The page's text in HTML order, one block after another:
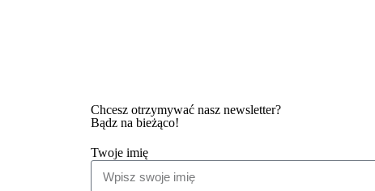
Chcesz otrzymywać nasz newsletter?
Bądz na bieżąco!
Twoje imię